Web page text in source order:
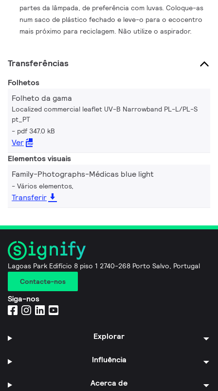
partes da lâmpada, de preferência com luvas. Coloque-as
num saco de plástico fechado e leve-o para o ecocentro
mais próximo para reciclagem. Não utilize o aspirador.
Transferências
Folhetos
Folheto da gama
Localized commercial leaflet UV-B Narrowband PL-L/PL-S
pt_PT
pdf 347.0 kB
Ver
Elementos visuais
Family-Photographs-Médicas blue light
Vários elementos,
Transferir
Lagoas Park Edifício 8 piso 1 2740-268 Porto Salvo, Portugal
Contacte-nos
Siga-nos
Explorar
Influência
Acerca de